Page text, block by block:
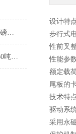
阜新便携式轴重秤（丰台汽车磅厂家（东丽汽车衡报价）津南汽车地磅维修
宝山60吨地磅,60吨地磅价格,60吨地磅多少钱
设计特
步行式
性前叉
性能参
额定载
尾板的
技术特
驱动系
采用永